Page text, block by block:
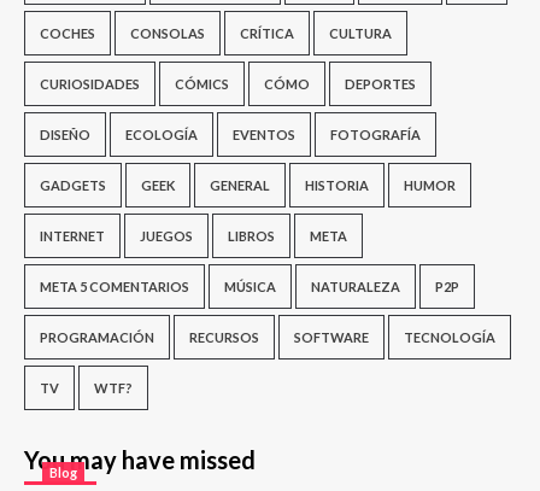
COCHES CONSOLAS CRÍTICA CULTURA
CURIOSIDADES CÓMICS CÓMO DEPORTES
DISEÑO ECOLOGÍA EVENTOS FOTOGRAFÍA
GADGETS GEEK GENERAL HISTORIA HUMOR
INTERNET JUEGOS LIBROS META
META 5 COMENTARIOS MÚSICA NATURALEZA P2P
PROGRAMACIÓN RECURSOS SOFTWARE TECNOLOGÍA
TV WTF?
You may have missed
Blog